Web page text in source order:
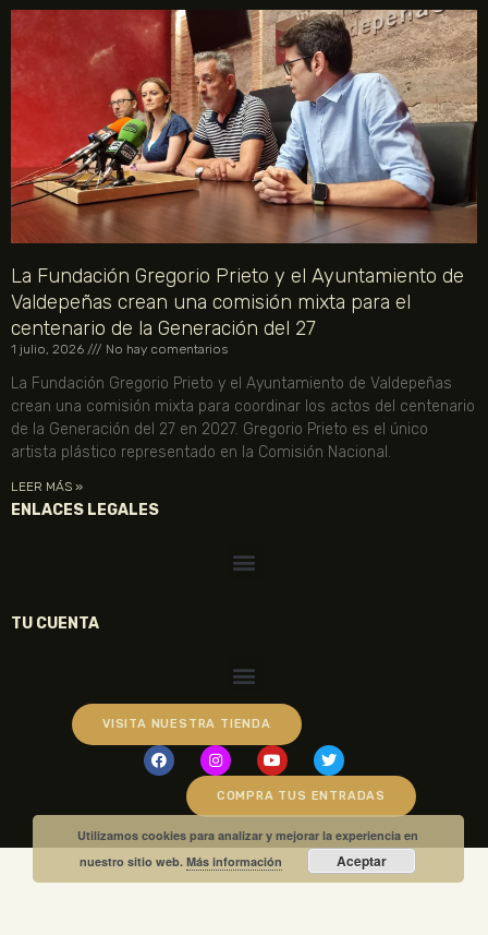
La Fundación Gregorio Prieto y el Ayuntamiento de
Valdepeñas crean una comisión mixta para el
centenario de la Generación del 27
1 julio, 2026 No hay comentarios
La Fundación Gregorio Prieto y el Ayuntamiento de Valdepeñas
crean una comisión mixta para coordinar los actos del centenario
de la Generación del 27 en 2027. Gregorio Prieto es el único
artista plástico representado en la Comisión Nacional.
LEER MÁS »
ENLACES LEGALES
TU CUENTA
VISITA NUESTRA TIENDA
COMPRA TUS ENTRADAS
Utilizamos cookies para analizar y mejorar la experiencia en
nuestro sitio web.Más información Aceptar